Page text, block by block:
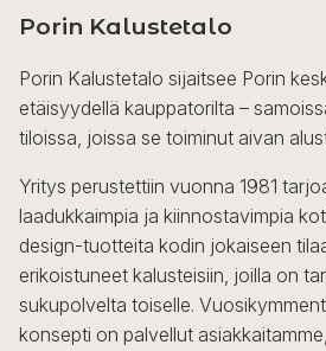
muunnelma.
tehdä
valinnat
tuotteen
sivulla.
Porin Kalustetalo
Porin Kalustetalo sijaitsee Porin
etäisyydellä kauppatorilta –
tiloissa, joissa se toiminut aivan
Yritys perustettiin vuonna 1981
laadukkaimpia ja kiinnostavimpia
design-tuotteita kodin jokaiseen
erikoistuneet kalusteisiin, joilla on
sukupolvelta toiselle.
konsepti on palvellut